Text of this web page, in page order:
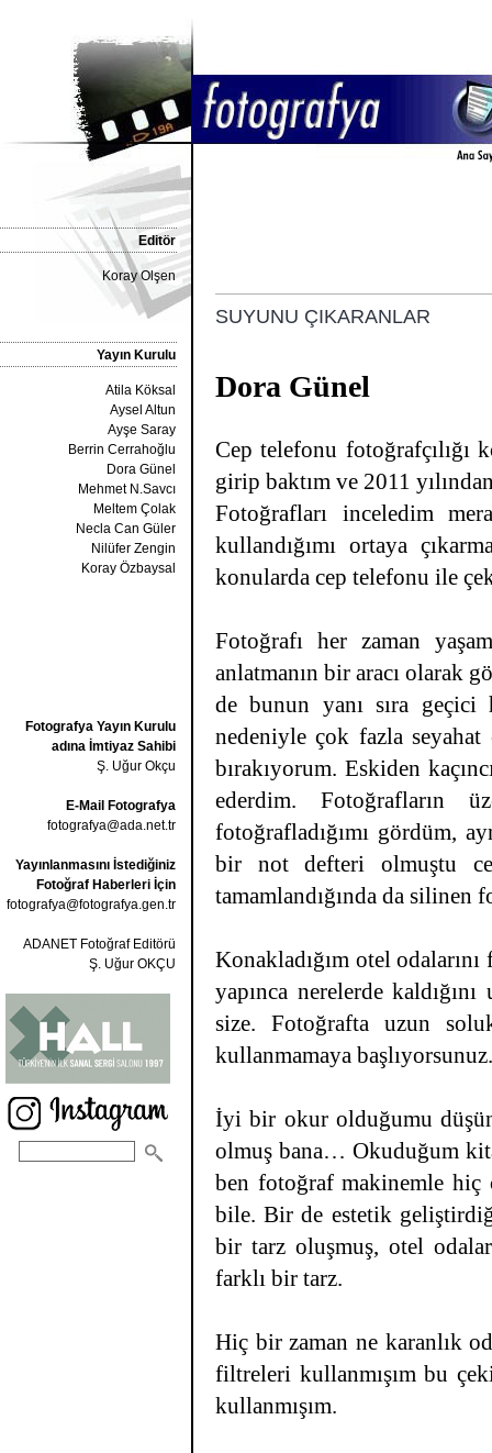
Editör
Koray Olşen
Yayın Kurulu
Atila Köksal
Aysel Altun
Ayşe Saray
Berrin Cerrahoğlu
Dora Günel
Mehmet N.Savcı
Meltem Çolak
Necla Can Güler
Nilüfer Zengin
Koray Özbaysal
Fotografya Yayın Kurulu
adına İmtiyaz Sahibi
Ş. Uğur Okçu
E-Mail Fotografya
fotografya@ada.net.tr
Yayınlanmasını İstediğiniz
Fotoğraf Haberleri İçin
fotografya@fotografya.gen.tr
ADANET Fotoğraf Editörü
Ş. Uğur OKÇU
SUYUNU ÇIKARANLAR
Dora Günel
Cep telefonu fotoğrafçılığı
girip baktım ve 2011
Fotoğrafları inceledim
kullandığımı ortaya
konularda cep telefonu ile
Fotoğrafı her zaman
anlatmanın bir aracı olarak
de bunun yanı sıra geçici
nedeniyle çok fazla seyahat
bırakıyorum. Eskiden
ederdim. Fotoğrafların
fotoğrafladığımı gördüm,
bir not defteri olmuştu
tamamlandığında da
Konakladığım otel
yapınca nerelerde
size. Fotoğrafta uzun
kullanmamaya
İyi bir okur olduğumu
olmuş bana… Okuduğum
ben fotoğraf makinemle hiç
bile. Bir de estetik
bir tarz oluşmuş, otel
farklı bir tarz.
Hiç bir zaman ne karanlık
filtreleri kullanmışım bu
kullanmışım.